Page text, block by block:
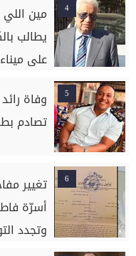
4
مين
يطالب
على
5
تصادم
6
تغيير
أسرّة
وتجدد